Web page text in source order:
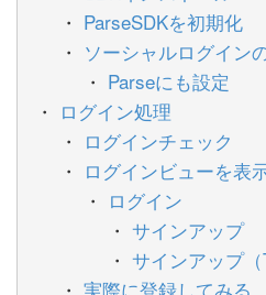
ParseSDKを初期化
ソーシャルログイン
Parseにも設定
ログイン処理
ログインチェック
ログインビューを表
ログイン
サインアップ
サインアップ（
実際に登録してみる